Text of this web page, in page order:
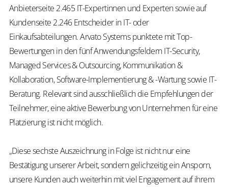
Anbieterseite 2.465 IT-Expertinnen und Experten sowie auf
Kundenseite 2.246 Entscheider in IT- oder
Einkaufsabteilungen. Arvato Systems punktete mit Top-
Bewertungen in den fünf Anwendungsfeldern IT-Security,
Managed Services & Outsourcing, Kommunikation &
Kollaboration, Software-Implementierung & -Wartung sowie IT-
Beratung. Relevant sind ausschließlich die Empfehlungen der
Teilnehmer, eine aktive Bewerbung von Unternehmen für eine
Platzierung ist nicht möglich.
„Diese sechste Auszeichnung in Folge ist nicht nur eine
Bestätigung unserer Arbeit, sondern gelichzeitig ein Ansporn,
unsere Kunden auch weiterhin mit viel Engagement auf ihrem